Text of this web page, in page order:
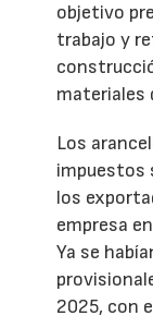
objetivo
trabajo y
materiales
Los
impuestos
los
empresa
Ya se
2025, con